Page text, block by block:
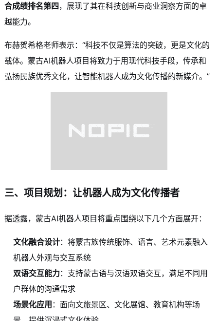
合成绩排名第四，展现了其在科技创新与商业洞察方面的卓
越能力。
布赫贺希格老师表示：“科技不仅是算法的突破，更是文化的
载体。蒙古AI机器人项目将致力于用现代科技手段，传承和
弘扬民族优秀文化，让智能机器人成为文化传播的新媒介。”
三、项目规划：让机器人成为文化传播者
据透露，蒙古AI机器人项目将重点围绕以下几个方面展开：
文化融合设计：将蒙古族传统服饰、语言、艺术元素融入
机器人外观与交互系统
双语交互能力：支持蒙古语与汉语双语交互，满足不同用
户群体的沟通需求
场景化应用 ：面向文旅景区、文化展馆、教育机构等场